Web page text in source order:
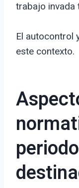
trabajo invada
El autocontrol
este contexto.